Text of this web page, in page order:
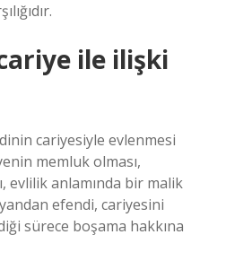
ile ilişki
cariyesiyle evlenmesi
memluk olması,
evlilik anlamında bir malik
efendi, cariyesini
sürece boşama hakkına